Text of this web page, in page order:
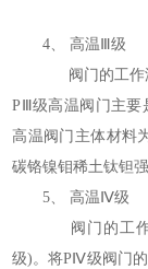
4、 高温Ⅲ
阀门的工作
PⅢ级高温阀门主要
高温阀门主体材料
碳铬镍钼稀土钛钽
5、 高温Ⅳ
阀门的工作
级)。将PⅣ级阀门